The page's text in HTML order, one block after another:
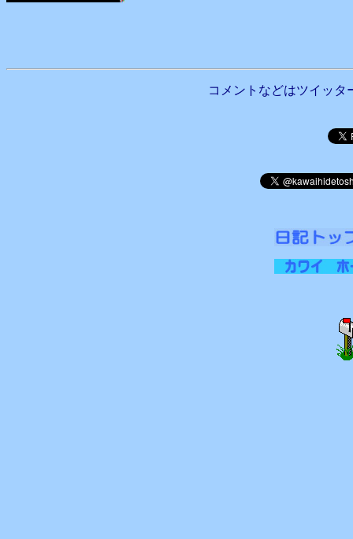
コメントなどはツイッタ